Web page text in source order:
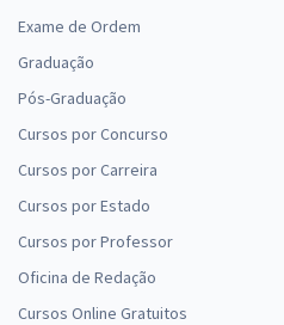
Exame de Ordem
Graduação
Pós-Graduação
Cursos por Concurso
Cursos por Carreira
Cursos por Estado
Cursos por Professor
Oficina de Redação
Cursos Online Gratuitos